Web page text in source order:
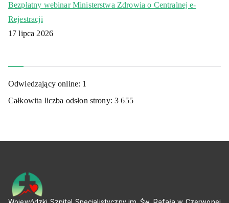
Bezpłatny webinar Ministerstwa Zdrowia o Centralnej e-
Rejestracji
17 lipca 2026
Odwiedzający online: 1
Całkowita liczba odsłon strony:3 655